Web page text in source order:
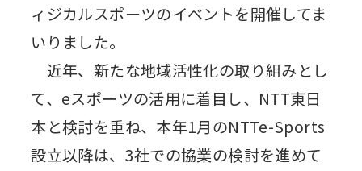
ィジカルスポーツのイベントを開催してま
いりました。
近年、新たな地域活性化の取り組みとし
て、eスポーツの活用に着目し、NTT東日
本と検討を重ね、本年1月のNTTe-Sports
設立以降は、3社での協業の検討を進めて